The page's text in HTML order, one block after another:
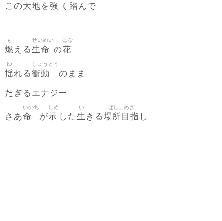
この大地を強 く 踏んで
燃
も
える生命
せいめい
の花
はな
揺
ゆ
れる衝動
しょうどう
のまま
たぎるエナジー
さあ命
いのち
が示
しめ
した生
い
きる場所目指
ばしょめざ
し